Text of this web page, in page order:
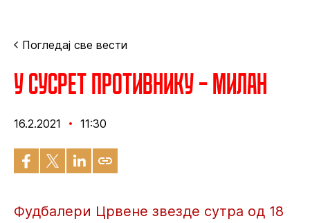
Погледај све вести
У сусрет противнику – Милан
16.2.2021 11:30
Фудбалери Црвене звезде сутра од 18